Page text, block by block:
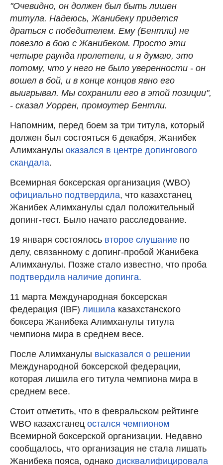
"Очевидно, он должен был быть лишен
титула. Надеюсь, Жанибеку придется
драться с победителем. Ему (Бентли) не
повезло в бою с Жанибеком. Просто эти
четыре раунда пролетели, и я думаю, это
потому, что у него не было уверенности - он
вошел в бой, и в конце концов явно его
выигрывал. Мы сохранили его в этой позиции",
- сказал Уоррен, промоутер Бентли.
Напомним, перед боем за три титула, который
должен был состояться 6 декабря, Жанибек
Алимханулы оказался в центре допингового
скандала.
Всемирная боксерская организация (WBO)
официально подтвердила, что казахстанец
Жанибек Алимханулы сдал положительный
допинг-тест. Было начато расследование.
19 января состоялось второе слушание по
делу, связанному с допинг-пробой Жанибека
Алимханулы. Позже стало известно, что проба
подтвердила наличие допинга.
11 марта Международная боксерская
федерация (IBF) лишила казахстанского
боксера Жанибека Алимханулы титула
чемпиона мира в среднем весе.
После Алимханулы высказался о решении
Международной боксерской федерации,
которая лишила его титула чемпиона мира в
среднем весе.
Стоит отметить, что в февральском рейтинге
WBO казахстанец остался чемпионом
Всемирной боксерской организации. Недавно
сообщалось, что организация не стала лишать
Жанибека пояса, однако дисквалифицировала